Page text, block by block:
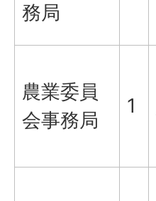
務局
農業委員
会事務局
1